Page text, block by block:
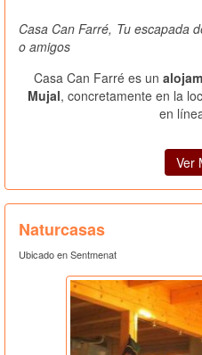
Casa Can Farré, Tu escapada
o amigos
Casa Can Farré es un
Mujal, concretamente en la
en
Ver
Naturcasas
Ubicado en Sentmenat